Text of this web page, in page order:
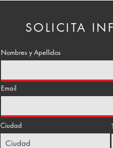
SOLICITA
Nombres y Apellidos
Email
Ciudad